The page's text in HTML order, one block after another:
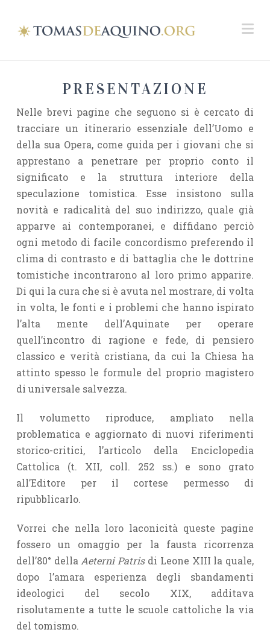
PRESENTAZIONE
Nelle brevi pagine che seguono si è cercato di
tracciare un itinerario essenziale dell’Uomo e
della sua Opera, come guida per i giovani che si
apprestano a penetrare per proprio conto il
significato e la struttura interiore della
speculazione tomistica. Esse insistono sulla
novità e radicalità del suo indirizzo, quale già
apparve ai contemporanei, e diffidano perciò
ogni metodo di facile concordismo preferendo il
clima di contrasto e di battaglia che le dottrine
tomistiche incontrarono al loro primo apparire.
Di qui la cura che si è avuta nel mostrare, di volta
in volta, le fonti e i problemi che hanno ispirato
l’alta mente dell’Aquinate per operare
quell’incontro di ragione e fede, di pensiero
classico e verità cristiana, da cui la Chiesa ha
attinto spesso le formule del proprio magistero
di universale salvezza.
Il volumetto riproduce, ampliato nella
problematica e aggiornato di nuovi riferimenti
storico-critici, l’articolo della Enciclopedia
Cattolica (t. XII, coll. 252 ss.) e sono grato
all’Editore per il cortese permesso di
ripubblicarlo.
Vorrei che nella loro laconicità queste pagine
fossero un omaggio per la fausta ricorrenza
dell’80° della Aeterni Patrisdi Leone XIII la quale,
dopo l’amara esperienza degli sbandamenti
ideologici del secolo XIX, additava
risolutamente a tutte le scuole cattoliche la via
del tomismo.